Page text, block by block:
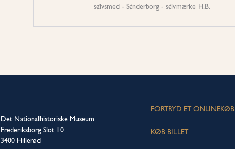
s¢lvsmed - S¢nderborg - s¢lvmærke H.B.
Det Nationalhistoriske Museum
Frederiksborg Slot 10
3400 Hillerød
FORTRYD ET ONLINEKØB
KØB BILLET